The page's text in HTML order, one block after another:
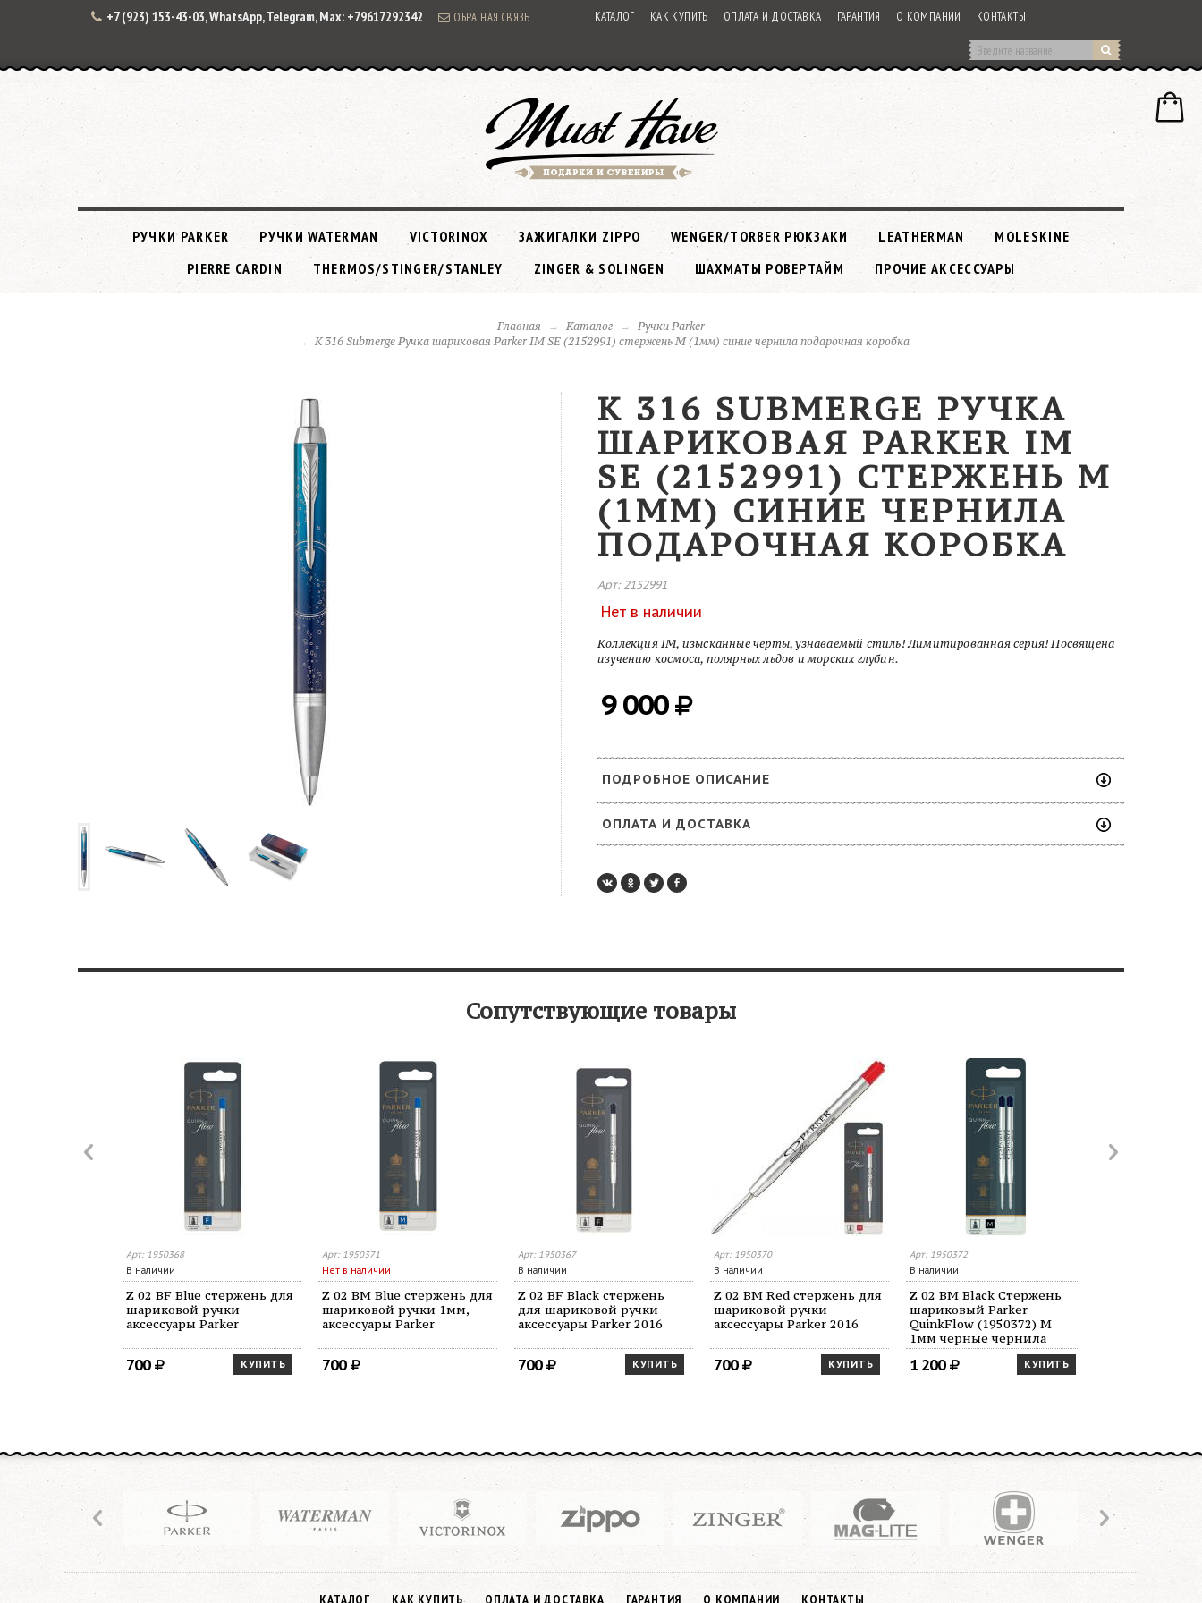
+7 (923) 153-43-03, WhatsApp, Telegram, Max: +79617292342 ОБРАТНАЯ СВЯЗЬ КАТАЛОГ КАК КУПИТЬ ОПЛАТА И ДОСТАВКА ГАРАНТИЯ О КОМПАНИИ КОНТАКТЫ
РУЧКИ PARKER РУЧКИ WATERMAN VICTORINOX ЗАЖИГАЛКИ ZIPPO WENGER/TORBER РЮКЗАКИ LEATHERMAN
MOLESKINE
PIERRE CARDIN
THERMOS/STINGER/STANLEY ZINGER & SOLINGEN ШАХМАТЫ РОВЕРТАЙМ ПРОЧИЕ АКСЕССУАРЫ
Главная Каталог
Ручки Parker
K 316 Submerge Ручка шариковая Parker IM SE (2152991) стержень M (1мм) синие чернила подарочная коробка
K 316 SUBMERGE РУЧКА
ШАРИКОВАЯ PARKER IM
SE (2152991) СТЕРЖЕНЬ M
(1ММ) СИНИЕ ЧЕРНИЛА
ПОДАРОЧНАЯ КОРОБКА
Арт: 2152991
Нет в наличии
Коллекция IM, изысканные черты, узнаваемый стиль! Лимитированная серия! Посвящена
изучению космоса, полярных льдов и морских глубин.
9 000
ПОДРОБНОЕ ОПИСАНИЕ
ОПЛАТА И ДОСТАВКА
Сопутствующие товары
Арт: 1950368
В наличии
Z 02 BF Blue стержень для
шариковой ручки
аксессуары Parker
700 КУПИТЬ
Арт: 1950371
Нет в наличии
Z 02 BM Blue стержень для
шариковой ручки 1мм,
аксессуары Parker
700
Арт: 1950367
В наличии
Z 02 BF Black стержень
для шариковой ручки
аксессуары Parker 2016
700 КУПИТЬ
Арт: 1950370
В наличии
Z 02 BM Red стержень для
шариковой ручки
аксессуары Parker 2016
700 КУПИТЬ
Арт: 1950372
В наличии
Z 02 BM Black Стержень
шариковый Parker
QuinkFlow (1950372) M
1мм черные чернила
блистер (2шт)
1 200 КУПИТЬ
КАТАЛОГ КАК КУПИТЬ ОПЛАТА И ДОСТАВКА ГАРАНТИЯ О КОМПАНИИ КОНТАКТЫ